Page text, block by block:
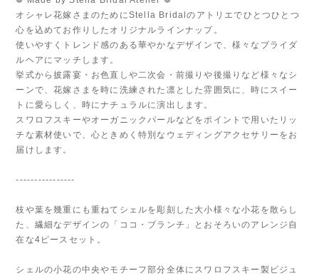
オシャレ花嫁さまのためにStella Bridalのアトリエでひとつひとつ
心を込めてお作りしたオリジナルラインナップ。
使いやすくトレンド感のある華やかなデザインで、様々なブライダ
ルヘアにマッチします。
挙式から披露宴・お色直しや二次会・前撮りや後撮りなど様々なシ
ーンで、花嫁さまを時に洗練された凛とした雰囲気に、時にスイー
トに愛らしく、時にナチュラルに演出します。
スワロフスキーやオーガニックパールなどをポイントで用いたリッ
チな素材使いで、心ときめく特別なウェディングアクセサリーをお
届けします。
----------------
枝や葉を幾重にも重ねてシェルを彫刻した大小様々な小花を散らし
た、繊細なデザインの「ココ・ブランチ」とおそろいのアレンジ自
在な4ピースセット。
シェルの小花の中央やモチーフ部分全体にスワロフスキー製ビジュ